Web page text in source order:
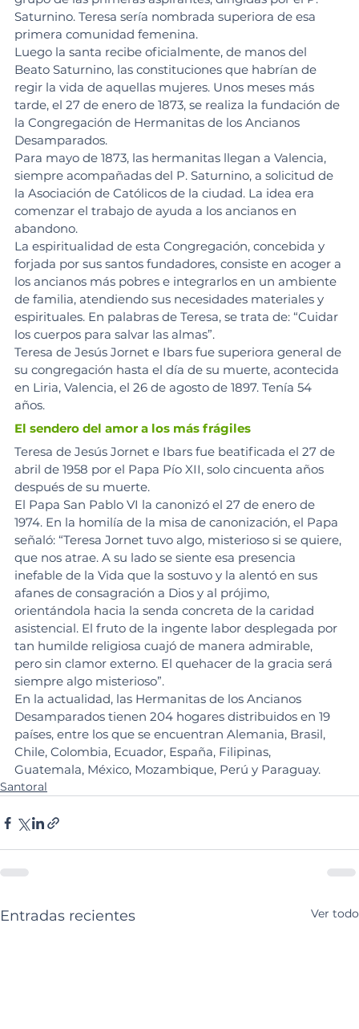
Saturnino. Teresa sería nombrada superiora de esa
primera comunidad femenina.
Luego la santa recibe oficialmente, de manos del
Beato Saturnino, las constituciones que habrían de
regir la vida de aquellas mujeres. Unos meses más
tarde, el 27 de enero de 1873, se realiza la fundación de
la Congregación de Hermanitas de los Ancianos
Desamparados.
Para mayo de 1873, las hermanitas llegan a Valencia,
siempre acompañadas del P. Saturnino, a solicitud de
la Asociación de Católicos de la ciudad. La idea era
comenzar el trabajo de ayuda a los ancianos en
abandono.
La espiritualidad de esta Congregación, concebida y
forjada por sus santos fundadores, consiste en acoger a
los ancianos más pobres e integrarlos en un ambiente
de familia, atendiendo sus necesidades materiales y
espirituales. En palabras de Teresa, se trata de: “Cuidar
los cuerpos para salvar las almas”.
Teresa de Jesús Jornet e Ibars fue superiora general de
su congregación hasta el día de su muerte, acontecida
en Liria, Valencia, el 26 de agosto de 1897. Tenía 54
años.
El sendero del amor a los más frágiles
Teresa de Jesús Jornet e Ibars fue beatificada el 27 de
abril de 1958 por el Papa Pío XII, solo cincuenta años
después de su muerte.
El Papa San Pablo VI la canonizó el 27 de enero de
1974. En la homilía de la misa de canonización, el Papa
señaló: “Teresa Jornet tuvo algo, misterioso si se quiere,
que nos atrae. A su lado se siente esa presencia
inefable de la Vida que la sostuvo y la alentó en sus
afanes de consagración a Dios y al prójimo,
orientándola hacia la senda concreta de la caridad
asistencial. El fruto de la ingente labor desplegada por
tan humilde religiosa cuajó de manera admirable,
pero sin clamor externo. El quehacer de la gracia será
siempre algo misterioso”.
En la actualidad, las Hermanitas de los Ancianos
Desamparados tienen 204 hogares distribuidos en 19
países, entre los que se encuentran Alemania, Brasil,
Chile, Colombia, Ecuador, España, Filipinas,
Guatemala, México, Mozambique, Perú y Paraguay.
Santoral
Entradas recientes Ver todo